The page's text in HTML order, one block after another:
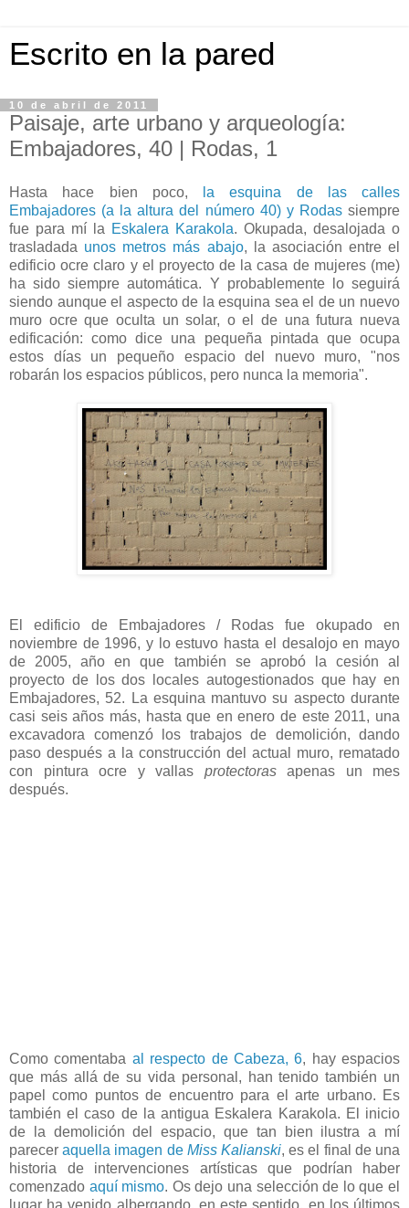
Escrito en la pared
10 de abril de 2011
Paisaje, arte urbano y arqueología:
Embajadores, 40 | Rodas, 1
Hasta hace bien poco, la esquina de las calles
Embajadores (a la altura del número 40) y Rodassiempre
fue para mí la Eskalera Karakola. Okupada, desalojada o
trasladada unos metros más abajo, la asociación entre el
edificio ocre claro y el proyecto de la casa de mujeres (me)
ha sido siempre automática. Y probablemente lo seguirá
siendo aunque el aspecto de la esquina sea el de un nuevo
muro ocre que oculta un solar, o el de una futura nueva
edificación: como dice una pequeña pintada que ocupa
estos días un pequeño espacio del nuevo muro, "nos
robarán los espacios públicos, pero nunca la memoria".
El edificio de Embajadores / Rodas fue okupado en
noviembre de 1996, y lo estuvo hasta el desalojo en mayo
de 2005, año en que también se aprobó la cesión al
proyecto de los dos locales autogestionados que hay en
Embajadores, 52. La esquina mantuvo su aspecto durante
casi seis años más, hasta que en enero de este 2011, una
excavadora comenzó los trabajos de demolición, dando
paso después a la construcción del actual muro, rematado
con pintura ocre y vallas protectoras apenas un mes
después.
Como comentaba al respecto de Cabeza, 6, hay espacios
que más allá de su vida personal, han tenido también un
papel como puntos de encuentro para el arte urbano. Es
también el caso de la antigua Eskalera Karakola. El inicio
de la demolición del espacio, que tan bien ilustra a mí
pareceraquella imagen de Miss Kalianski, es el final de una
historia de intervenciones artísticas que podrían haber
comenzado aquí mismo. Os dejo una selección de lo que el
lugar ha venido albergando, en este sentido, en los últimos